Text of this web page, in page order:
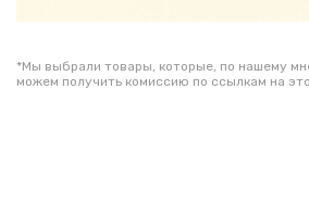
*Мы выбрали товары, которые, по нашему
можем получить комиссию по ссылкам на